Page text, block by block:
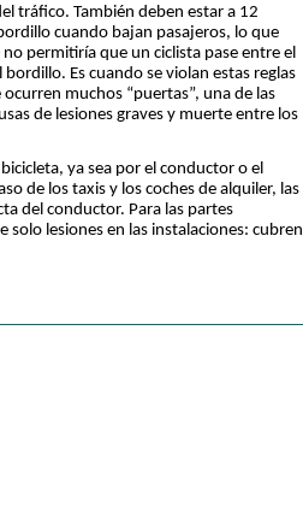
tráfico. También deben estar a 12
cuando bajan pasajeros, lo que
permitiría que un ciclista pase entre el
Es cuando se violan estas reglas
muchos “puertas”, una de las
de lesiones graves y muerte entre los
ya sea por el conductor o el
de los taxis y los coches de alquiler, las
del conductor. Para las partes
solo lesiones en las instalaciones: cubren